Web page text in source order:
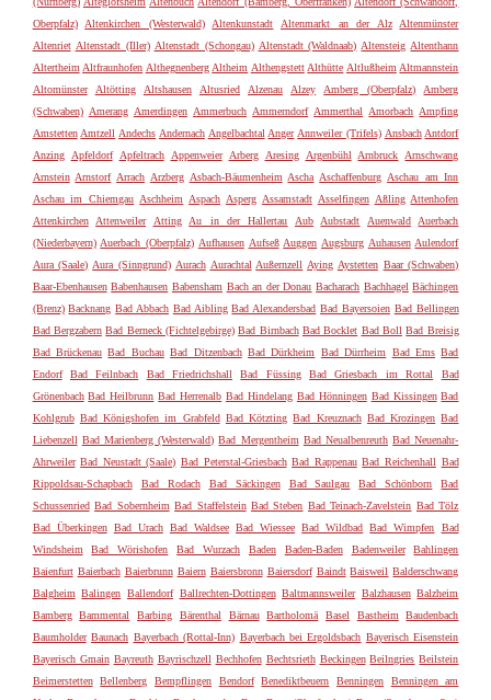
Oberpfalz)
Altenkirchen (Westerwald) Altenkunstadt Altenmarkt an der Alz
Altenmünster
Altenriet Altenstadt (Iller) Altenstadt (Schongau) Altenstadt (Waldnaab) Altensteig Altenthann
Altertheim Altfraunhofen Althegnenberg Altheim Althengstett Althütte Altlußheim Altmannstein
Altomünster
Altötting Altshausen Altusried Alzenau Alzey Amberg (Oberpfalz)
Amberg
(Schwaben) Amerang Amerdingen Ammerbuch Ammerndorf Ammerthal Amorbach Ampfing
Amstetten Amtzell Andechs Andernach Angelbachtal Anger Annweiler (Trifels) Ansbach Antdorf
Anzing
Apfeldorf Apfeltrach Appenweier Arberg Aresing Argenbühl Arnbruck
Arnschwang
Arnstein Arnstorf Arrach Arzberg Asbach-Bäumenheim Ascha Aschaffenburg Aschau am Inn
Aschau im Chiemgau Aschheim Aspach Asperg Assamstadt Asselfingen Aßling Attenhofen
Attenkirchen
Attenweiler Atting Au in der Hallertau Aub Aubstadt Auenwald
Auerbach
(Niederbayern) Auerbach (Oberpfalz) Aufhausen Aufseß Auggen Augsburg Auhausen Aulendorf
Aura (Saale) Aura (Sinngrund) Aurach Aurachtal Außernzell Aying Aystetten Baar (Schwaben)
Baar-Ebenhausen Babenhausen Babensham Bach an der Donau Bacharach Bachhagel Bächingen
(Brenz) Backnang Bad Abbach Bad Aibling Bad Alexandersbad Bad Bayersoien Bad Bellingen
Bad Bergzabern Bad Berneck (Fichtelgebirge) Bad Birnbach Bad Bocklet Bad Boll Bad Breisig
Bad Brückenau Bad Buchau Bad Ditzenbach Bad Dürkheim Bad Dürrheim Bad Ems Bad
Endorf
Bad Feilnbach Bad Friedrichshall Bad Füssing Bad Griesbach im Rottal
Bad
Grönenbach Bad Heilbrunn Bad Herrenalb Bad Hindelang Bad Hönningen Bad Kissingen Bad
Kohlgrub Bad Königshofen im Grabfeld Bad Kötzting Bad Kreuznach Bad Krozingen Bad
Liebenzell Bad Marienberg (Westerwald) Bad Mergentheim Bad Neualbenreuth Bad Neuenahr-
Ahrweiler Bad Neustadt (Saale) Bad Peterstal-Griesbach Bad Rappenau Bad Reichenhall Bad
Rippoldsau-Schapbach
Bad Rodach Bad Säckingen Bad Saulgau Bad Schönborn
Bad
Schussenried Bad Sobernheim Bad Staffelstein Bad Steben Bad Teinach-Zavelstein Bad Tölz
Bad Überkingen Bad Urach Bad Waldsee Bad Wiessee Bad Wildbad Bad Wimpfen
Bad
Windsheim
Bad Wörishofen Bad Wurzach Baden Baden-Baden Badenweiler
Bahlingen
Baienfurt Baierbach Baierbrunn Baiern Baiersbronn Baiersdorf Baindt Baisweil Balderschwang
Balgheim Balingen Ballendorf Ballrechten-Dottingen Baltmannsweiler Balzhausen Balzheim
Bamberg
Bammental Barbing Bärenthal Bärnau Bartholomä Basel Bastheim
Baudenbach
Baumholder Baunach Bayerbach (Rottal-Inn) Bayerbach bei Ergoldsbach Bayerisch Eisenstein
Bayerisch Gmain Bayreuth Bayrischzell Bechhofen Bechtsrieth Beckingen Beilngries Beilstein
Beimerstetten
Bellenberg Bempflingen Bendorf Benediktbeuern Benningen
Benningen am